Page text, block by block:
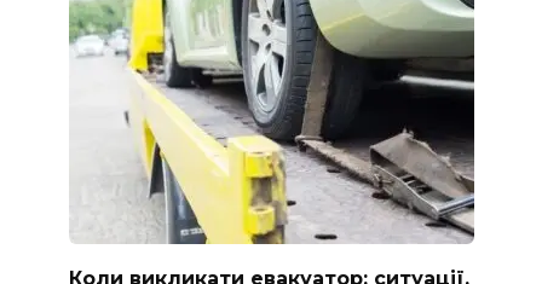
Коли викликати евакуатор: ситуації,